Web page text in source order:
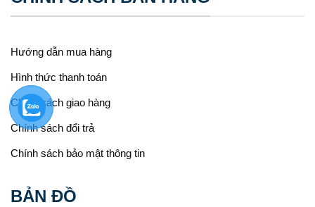
Hướng dẫn mua hàng
Hình thức thanh toán
Chính sách giao hàng
Chính sách đổi trả
Chính sách bảo mật thông tin
BẢN ĐỒ